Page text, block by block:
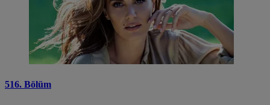
516. Bölüm